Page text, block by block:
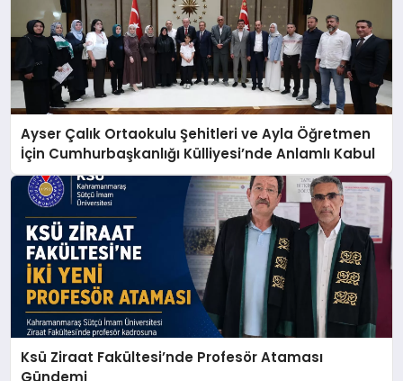
Ayser Çalık Ortaokulu Şehitleri ve Ayla Öğretmen
İçin Cumhurbaşkanlığı Külliyesi’nde Anlamlı Kabul
Ksü Ziraat Fakültesi’nde Profesör Ataması
Gündemi